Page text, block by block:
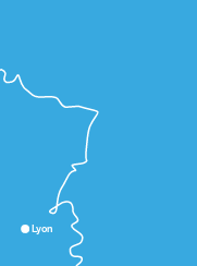
Lyon